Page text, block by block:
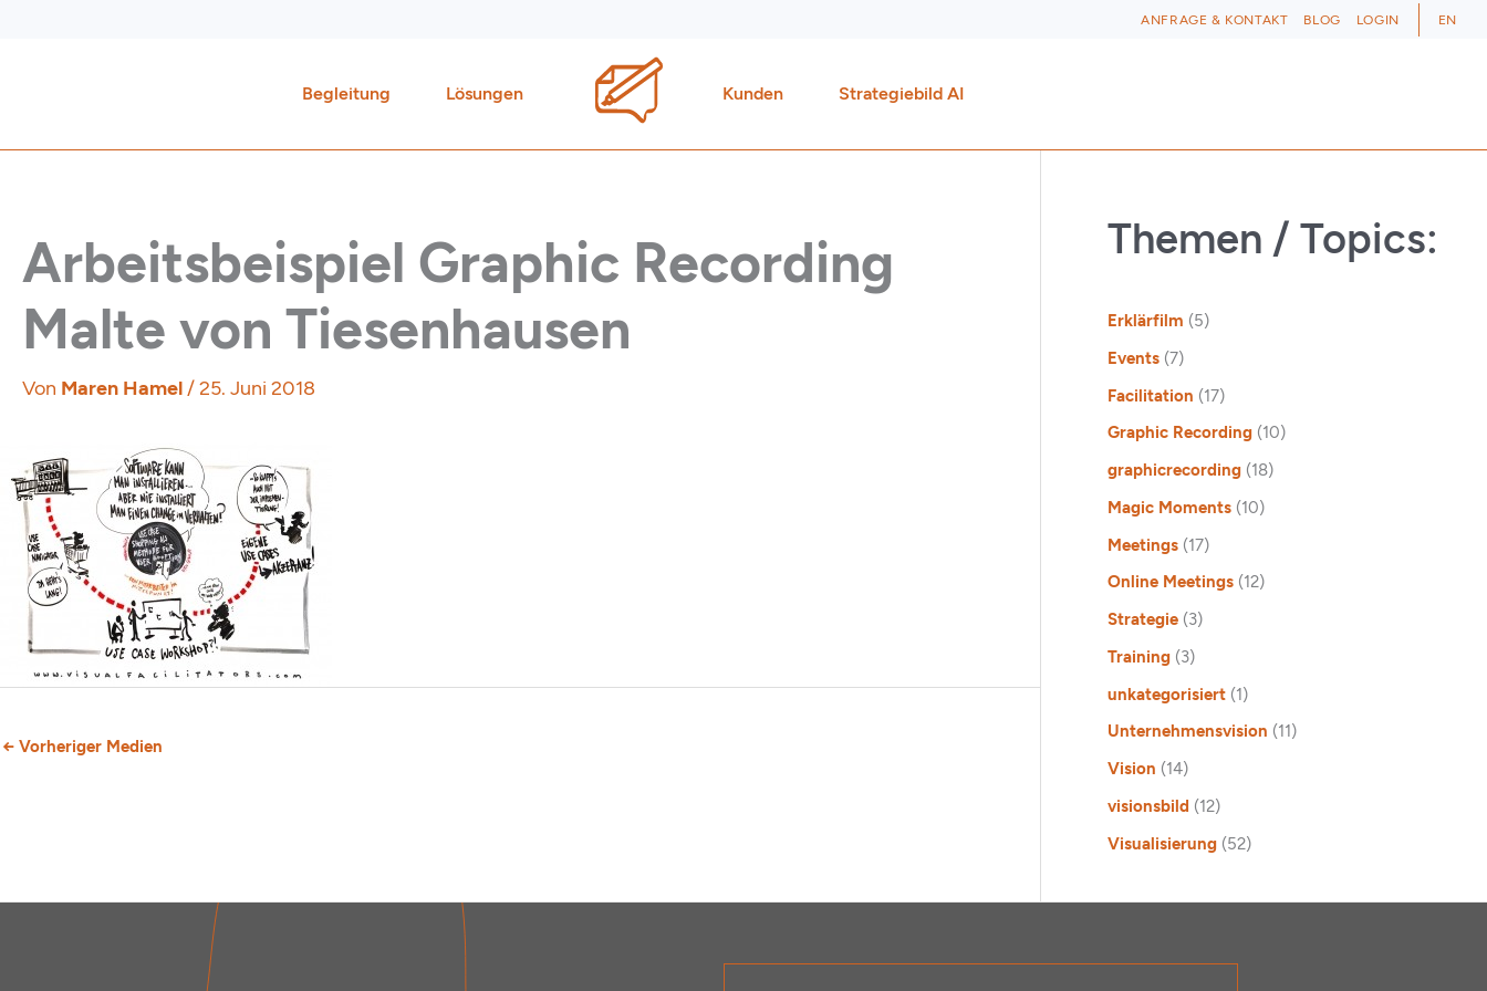
ANFRAGE & KONTAKT BLOG LOGIN EN
Begleitung Lösungen Kunden Strategiebild AI
Arbeitsbeispiel Graphic Recording
Malte von Tiesenhausen
Von Maren Hamel/25. Juni 2018
← Vorheriger Medien
Themen / Topics:
Erklärfilm (5)
Events(7)
Facilitation (17)
Graphic Recording(10)
graphicrecording(18)
Magic Moments(10)
Meetings(17)
Online Meetings(12)
Strategie(3)
Training(3)
unkategorisiert(1)
Unternehmensvision (11)
Vision (14)
visionsbild (12)
Visualisierung(52)